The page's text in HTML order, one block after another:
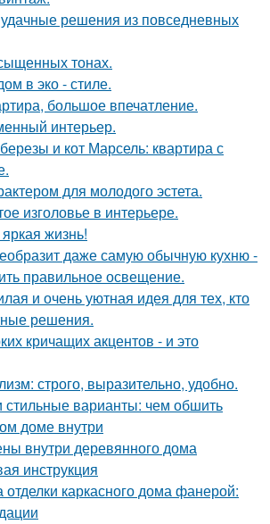
решения из повседневных
тонах.
в эко - стиле.
большое впечатление.
интерьер.
и кот Марсель: квартира с
для молодого эстета.
изголовье в интерьере.
жизнь!
даже самую обычную кухню -
правильное освещение.
и очень уютная идея для тех, кто
решения.
кричащих акцентов - и это
строго, выразительно, удобно.
стильные варианты: чем обшить
доме внутри
внутри деревянного дома
инструкция
каркасного дома фанерой: